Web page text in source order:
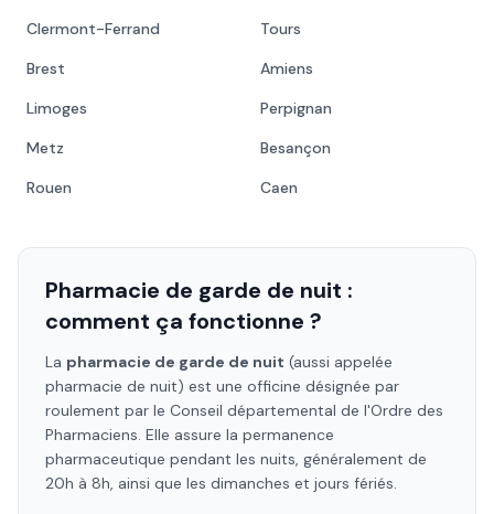
Clermont-Ferrand
Tours
Brest
Amiens
Limoges
Perpignan
Metz
Besançon
Rouen
Caen
Pharmacie de garde de nuit :
comment ça fonctionne ?
La pharmacie de garde de nuit (aussi appelée
pharmacie de nuit) est une officine désignée par
roulement par le Conseil départemental de l'Ordre des
Pharmaciens. Elle assure la permanence
pharmaceutique pendant les nuits, généralement de
20h à 8h, ainsi que les dimanches et jours fériés.